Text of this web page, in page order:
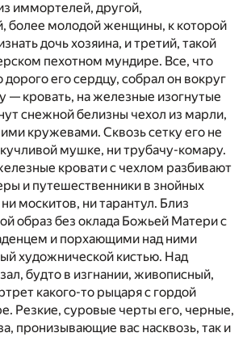
иммортелей, другой,
более молодой женщины, к которой
дочь хозяина, и третий, такой
пехотном мундире. Все, что
дорого его сердцу, собрал он вокруг
— кровать, на железные изогнутые
снежной белизны чехол из марли,
кружевами. Сквозь сетку его не
мушке, ни трубачу-комару.
кровати с чехлом разбивают
и путешественники в знойных
москитов, ни тарантул. Близ
образ без оклада Божьей Матери с
и порхающими над ними
художнической кистью. Над
будто в изгнании, живописный,
какого-то рыцаря с гордой
Резкие, суровые черты его, черные,
пронизывающие вас насквозь, так и